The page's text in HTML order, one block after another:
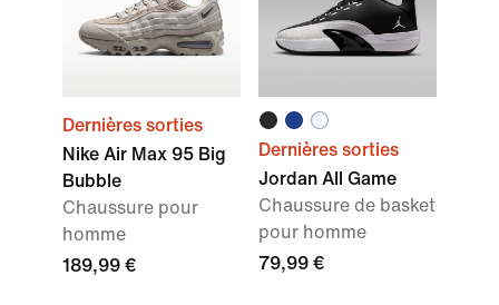
Dernières sorties
Nike Air Max 95 Big
Bubble
Chaussure pour
homme
189,99 €
Dernières sorties
Jordan All Game
Chaussure de basket
pour homme
79,99 €